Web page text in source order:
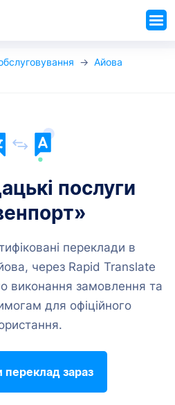
Айова
послуги
переклади в
через Rapid Translate
виконання замовлення та
для офіційного
переклад зараз